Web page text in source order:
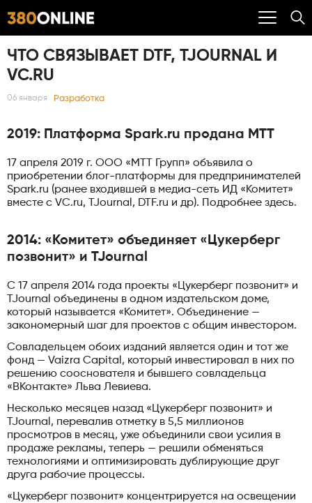
ЧТО СВЯЗЫВАЕТ DTF, TJOURNAL И
VC.RU
06 января Разработка
2019: Платформа Spark.ru продана МТТ
17 апреля 2019 г. ООО «МТТ Групп» объявила о
приобретении блог-платформы для предпринимателей
Spark.ru (ранее входившей в медиа-сеть ИД «Комитет»
вместе с VC.ru, TJournal, DTF.ru и др). Подробнее здесь.
2014: «Комитет» объединяет «Цукерберг
позвонит» и TJournal
С 17 апреля 2014 года проекты «Цукерберг позвонит» и
TJournal объединены в одном издательском доме,
который называется «Комитет». Объединение —
закономерный шаг для проектов с общим инвестором.
Совладельцем обоих изданий является один и тот же
фонд — Vaizra Capital, который инвестировал в них по
решению сооснователя и бывшего совладельца
«ВКонтакте» Льва Левиева.
Несколько месяцев назад «Цукерберг позвонит» и
TJournal, перевалив отметку в 5,5 миллионов
просмотров в месяц, уже объединили свои усилия в
продаже рекламы, теперь — решили обменяться
технологиями и оптимизировать дублирующие друг
друга рабочие процессы.
«Цукерберг позвонит» концентрируется на освещении